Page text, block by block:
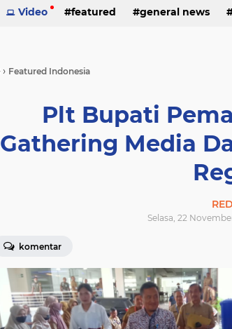
Techno News Top Stories
Video featured general news
› Featured Indonesia
Plt Bupati
Gathering Media
Selasa, 22
komentar